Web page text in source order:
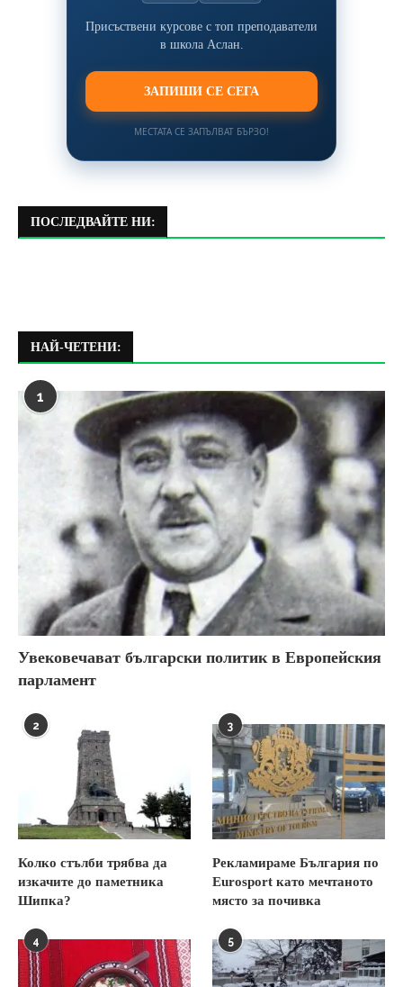
Присъствени курсове с топ преподаватели
в школа Аслан.
ЗАПИШИ СЕ СЕГА
МЕСТАТА СЕ ЗАПЪЛВАТ БЪРЗО!
ПОСЛЕДВАЙТЕ НИ:
НАЙ-ЧЕТЕНИ:
1
Увековечават български политик в Европейския
парламент
2
Колко стълби трябва да
изкачите до паметника
Шипка?
3
Рекламираме България по
Eurosport като мечтаното
място за почивка
4 5